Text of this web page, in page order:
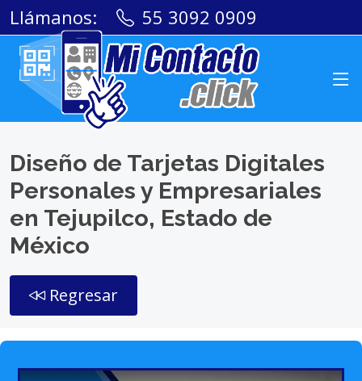
Llámanos: 55 3092 0909
Diseño de Tarjetas Digitales
Personales y Empresariales
en Tejupilco, Estado de
México
Regresar